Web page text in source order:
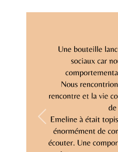
Previous